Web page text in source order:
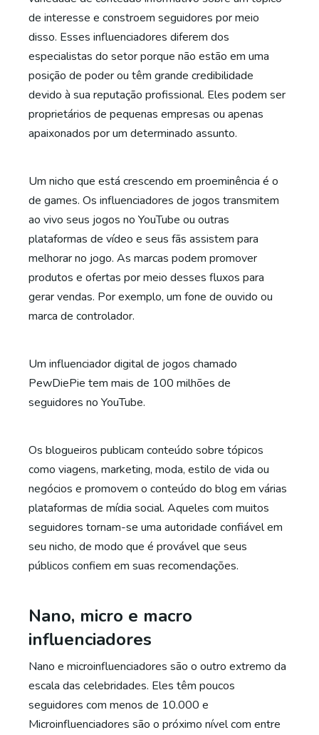
de interesse e constroem seguidores por meio
disso. Esses influenciadores diferem dos
especialistas do setor porque não estão em uma
posição de poder ou têm grande credibilidade
devido à sua reputação profissional. Eles podem ser
proprietários de pequenas empresas ou apenas
apaixonados por um determinado assunto.
Um nicho que está crescendo em proeminência é o
de games. Os influenciadores de jogos transmitem
ao vivo seus jogos no YouTube ou outras
plataformas de vídeo e seus fãs assistem para
melhorar no jogo. As marcas podem promover
produtos e ofertas por meio desses fluxos para
gerar vendas. Por exemplo, um fone de ouvido ou
marca de controlador.
Um influenciador digital de jogos chamado
PewDiePie tem mais de 100 milhões de
seguidores no YouTube.
Os blogueiros publicam conteúdo sobre tópicos
como viagens, marketing, moda, estilo de vida ou
negócios e promovem o conteúdo do blog em várias
plataformas de mídia social. Aqueles com muitos
seguidores tornam-se uma autoridade confiável em
seu nicho, de modo que é provável que seus
públicos confiem em suas recomendações.
Nano, micro e macro
influenciadores
Nano e microinfluenciadores são o outro extremo da
escala das celebridades. Eles têm poucos
seguidores com menos de 10.000 e
Microinfluenciadores são o próximo nível com entre